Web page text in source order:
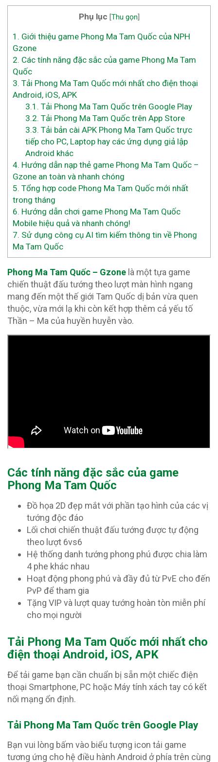
Phụ lục [Thu gọn]
1. Giới thiệu game Phong Ma Tam Quốc của NPH
Gzone
2. Các tính năng đặc sắc của game Phong Ma Tam
Quốc
3. Tải Phong Ma Tam Quốc mới nhất cho điện thoại
Android, iOS, APK
3.1. Tải Phong Ma Tam Quốc trên Google Play
3.2. Tải Phong Ma Tam Quốc trên App Store
3.3. Tải bản cài APK Phong Ma Tam Quốc trực
tiếp cho PC, Laptop hay các ứng dụng giả lập
Android khác
4. Hướng dẫn nạp thẻ game Phong Ma Tam Quốc –
Gzone an toàn và nhanh chóng
5. Tổng hợp code Phong Ma Tam Quốc mới nhất
trong tháng
6. Hướng dẫn chơi game Phong Ma Tam Quốc
Mobile hiệu quả và nhanh chóng!
7. Sử dụng công cụ AI tìm kiếm thông tin về Phong
Ma Tam Quốc
Phong Ma Tam Quốc – Gzone là một tựa game
chiến thuật đấu tướng theo lượt màn hình ngang
mang đến một thế giới Tam Quốc dị bản vừa quen
thuộc, vừa mới lạ khi còn kết hợp thêm cả yếu tố
Thần – Ma của huyền huyễn vào.
Các tính năng đặc sắc của game
Phong Ma Tam Quốc
Đồ họa 2D đẹp mắt với phần tạo hình của các vị
tướng độc đáo
Lối chơi chiến thuật đấu tướng được tự động
theo lượt 6vs6
Hệ thống danh tướng phong phú được chia làm
4 phe khác nhau
Hoạt động phong phú và đầy đủ từ PvE cho đến
PvP để tham gia
Tặng VIP và lượt quay tướng hoàn tòn miễn phí
cho mọi người
Tải Phong Ma Tam Quốc mới nhất cho
điện thoại Android, iOS, APK
Để tải game bạn cần chuẩn bị sẵn một chiếc điện
thoại Smartphone, PC hoặc Máy tính xách tay có kết
nối mạng ổn định.
Tải Phong Ma Tam Quốc trên Google Play
Bạn vui lòng bấm vào biểu tượng icon tải game
tương ứng cho hệ điều hành Android ở phía trên cùng